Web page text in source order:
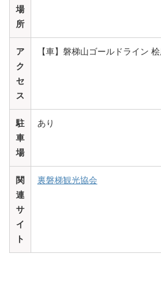
場
所
ア
ク
セ
ス
【車】磐梯山ゴールドライン
駐
車
場
あり
関
連
サ
イ
ト
裏磐梯観光協会